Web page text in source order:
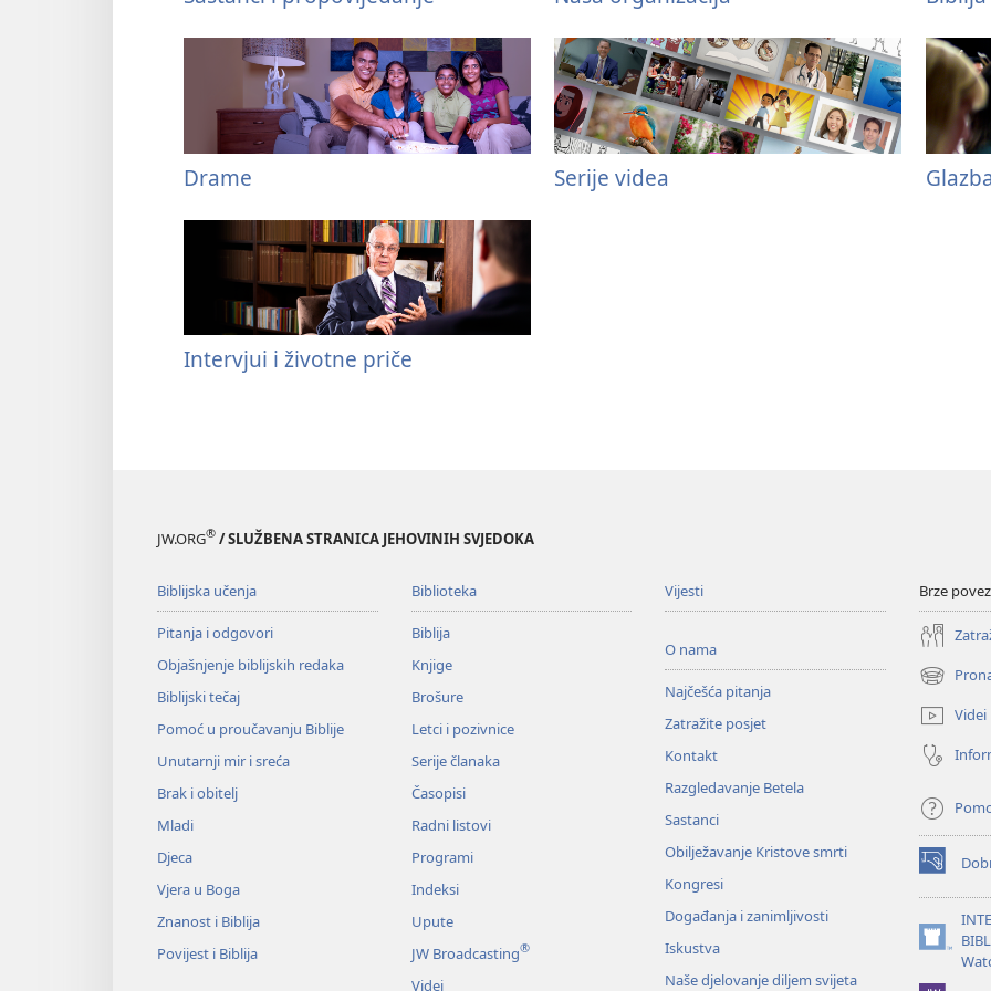
Drame Serije videa
Intervjui i životne priče
JW.ORG® / SLUŽBENA STRANICA JEHOVINIH SVJEDOKA
Biblijska učenja
Pitanja i odgovori
Objašnjenje biblijskih redaka
Biblijski tečaj
Pomoć u proučavanju Biblije
Unutarnji mir i sreća
Brak i obitelj
Mladi
Djeca
Vjera u Boga
Znanost i Biblija
Povijest i Biblija
Biblioteka
Biblija
Knjige
Brošure
Letci i pozivnice
Serije članaka
Časopisi
Radni listovi
Programi
Indeksi
Upute
JW Broadcasting®
Videi
Vijesti
O nama
Najčešća pitanja
Zatražite posjet
Kontakt
Razgledavanje Betela
Sastanci
Obilježavanje Kristove smrti
Kongresi
Događanja i zanimljivosti
Iskustva
Naše djelovanje diljem svijeta
Brze
(otvara
se
novi
prozor)
Videi
(otvara
se
prozor)
(otvara